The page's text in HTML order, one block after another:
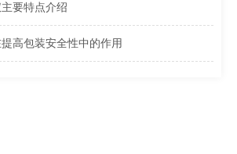
要特点介绍
高包装安全性中的作用